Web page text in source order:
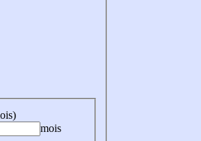
mois